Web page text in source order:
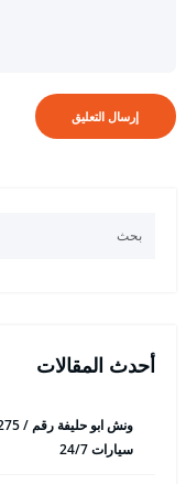
أحدث المقالات
سيارات 24/7